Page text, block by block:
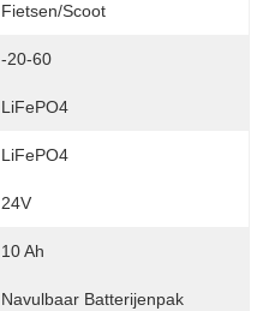
Fietsen/scoot
-20-60
LiFePO4
LiFePO4
24V
10 Ah
Navulbaar Batterijenpak